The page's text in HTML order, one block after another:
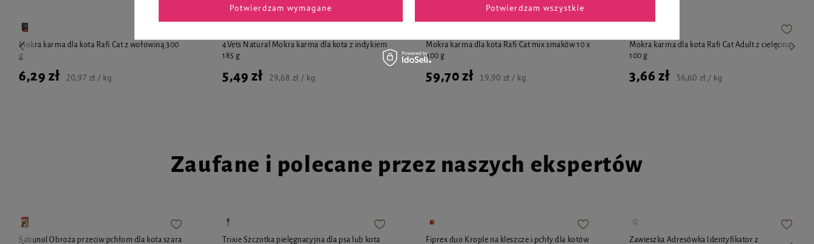
Mokra karma dla kota Rafi Cat z wołowiną 300
g
6,29 zł 20,97 zł / kg
4Vets Natural Mokra karma dla kota z indykiem
185 g
5,49 zł 29,68 zł / kg
Mokra karma dla kota Rafi Cat mix smaków 10 x
300 g
59,70 zł 19,90 zł / kg
Mokra karma dla kota Rafi Cat Adult z cielęciną
100 g
3,66 zł 36,60 zł / kg
Zaufane i polecane przez naszych ekspertów
Sabunol Obroża przeciw pchłom dla kota szara
Trixie Szczotka pielęgnacyjna dla psa lub kota
Fiprex duo Krople na kleszcze i pchły dla kotów
Zawieszka Adresówka Identyfikator z
Potwierdzam wymagane Potwierdzam wszystkie